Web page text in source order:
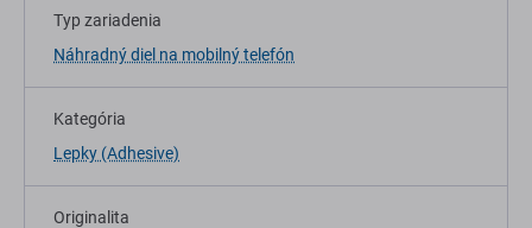
Typ zariadenia
Náhradný diel na mobilný telefón
Kategória
Lepky (Adhesive)
Originalita